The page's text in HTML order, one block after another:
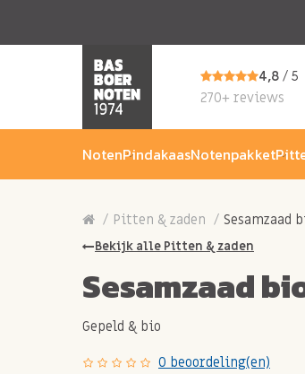
4,8/ 5
270+ reviews
NotenPindakaasNotenpakket
Pitten & zaden Sesamzaad
Bekijk alle Pitten & zaden
Sesamzaad
Gepeld & bio
0 beoordeling(en)